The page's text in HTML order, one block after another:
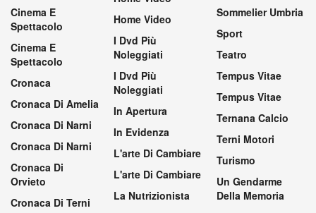
Cinema E
Spettacolo
Cinema E
Spettacolo
Cronaca
Cronaca Di Amelia
Cronaca Di Narni
Cronaca Di Narni
Cronaca Di
Orvieto
Cronaca Di Terni
Home Video
I Dvd Più
Noleggiati
I Dvd Più
Noleggiati
In Apertura
In Evidenza
L'arte Di Cambiare
L'arte Di Cambiare
La Nutrizionista
Sommelier Umbria
Sport
Teatro
Tempus Vitae
Tempus Vitae
Ternana Calcio
Terni Motori
Turismo
Un Gendarme
Della Memoria